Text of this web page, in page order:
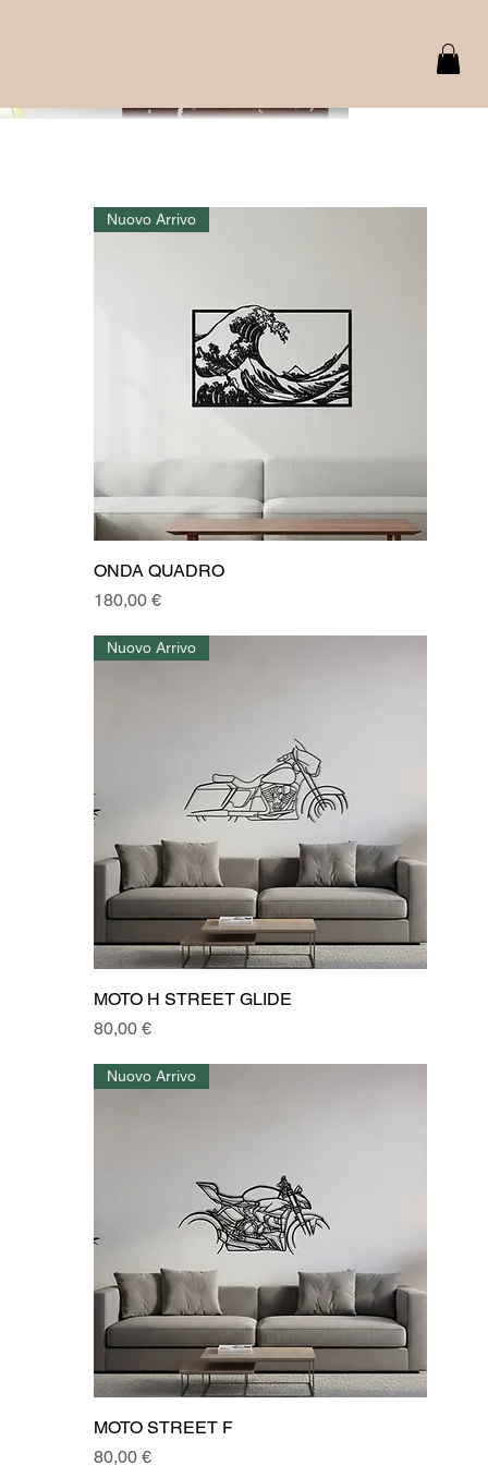
Nuovo Arrivo
ONDA QUADRO
Prezzo
180,00 €
Nuovo Arrivo
MOTO H STREET GLIDE
Prezzo
80,00 €
Nuovo Arrivo
MOTO STREET F
Prezzo
80,00 €